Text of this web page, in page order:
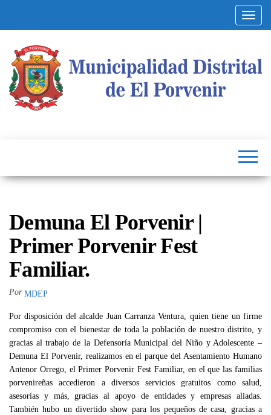
Demuna El Porvenir |
Primer Porvenir Fest
Familiar.
Por MDEP
Por disposición del alcalde Juan Carranza Ventura, quien tiene un firme
compromiso con el bienestar de toda la población de nuestro distrito, y
gracias al trabajo de la Defensoría Municipal del Niño y Adolescente –
Demuna El Porvenir, realizamos en el parque del Asentamiento Humano
Antenor Orrego, el Primer Porvenir Fest Familiar, en el que las familias
porvenireñas accedieron a diversos servicios gratuitos como salud,
asesorías y más, gracias al apoyo de entidades y empresas aliadas.
También hubo un divertido show para los pequeños de casa, gracias a